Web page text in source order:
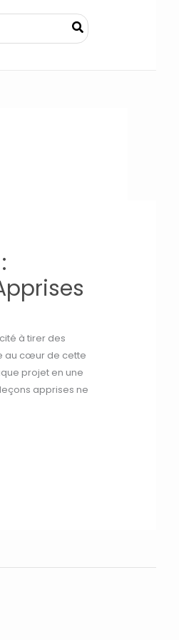
à tirer des
au cœur de cette
projet en une
apprises ne